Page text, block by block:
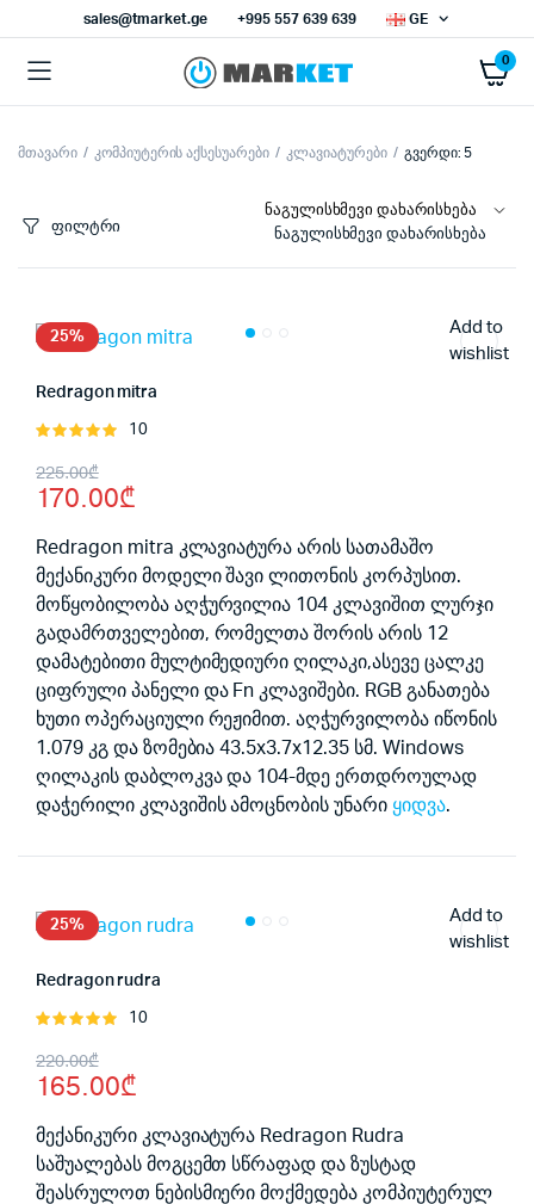
sales@tmarket.ge +995 557 639 639 GE
0
მთავარი კომპიუტერის აქსესუარები კლავიატურები გვერდი: 5
ფილტრი ნაგულისხმევი დახარისხება
25%
Add to
wishlist
Redragon mitra
შეფასება
დან
10
225.00₾
Original
price
was:
225.00₾.
170.00₾
Current
price
is:
170.00₾.
Redragon mitra კლავიატურა არის სათამაშო
მექანიკური მოდელი შავი ლითონის კორპუსით.
მოწყობილობა აღჭურვილია 104 კლავიშით ლურჯი
გადამრთველებით, რომელთა შორის არის 12
დამატებითი მულტიმედიური ღილაკი,ასევე ცალკე
ციფრული პანელი და Fn კლავიშები. RGB განათება
ხუთი ოპერაციული რეჟიმით. აღჭურვილობა იწონის
1.079 კგ და ზომებია 43.5x3.7x12.35 სმ. Windows
ღილაკის დაბლოკვა და 104-მდე ერთდროულად
დაჭერილი კლავიშის ამოცნობის უნარი ყიდვა.
25%
Add to
wishlist
Redragon rudra
შეფასება
დან
10
220.00₾
Original
price
was:
220.00₾.
165.00₾
Current
price
is:
165.00₾.
მექანიკური კლავიატურა Redragon Rudra
საშუალებას მოგცემთ სწრაფად და ზუსტად
შეასრულოთ ნებისმიერი მოქმედება კომპიუტერულ